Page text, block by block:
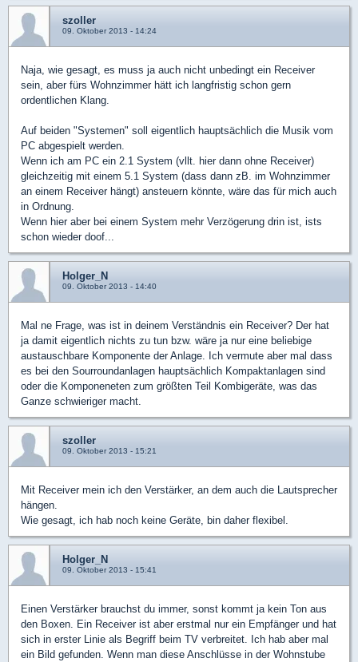
szoller
09. Oktober 2013 - 14:24
Naja, wie gesagt, es muss ja auch nicht unbedingt ein Receiver
sein, aber fürs Wohnzimmer hätt ich langfristig schon gern
ordentlichen Klang.
Auf beiden "Systemen" soll eigentlich hauptsächlich die Musik vom
PC abgespielt werden.
Wenn ich am PC ein 2.1 System (vllt. hier dann ohne Receiver)
gleichzeitig mit einem 5.1 System (dass dann zB. im Wohnzimmer
an einem Receiver hängt) ansteuern könnte, wäre das für mich auch
in Ordnung.
Wenn hier aber bei einem System mehr Verzögerung drin ist, ists
schon wieder doof...
Holger_N
09. Oktober 2013 - 14:40
Mal ne Frage, was ist in deinem Verständnis ein Receiver? Der hat
ja damit eigentlich nichts zu tun bzw. wäre ja nur eine beliebige
austauschbare Komponente der Anlage. Ich vermute aber mal dass
es bei den Sourroundanlagen hauptsächlich Kompaktanlagen sind
oder die Komponeneten zum größten Teil Kombigeräte, was das
Ganze schwieriger macht.
szoller
09. Oktober 2013 - 15:21
Mit Receiver mein ich den Verstärker, an dem auch die Lautsprecher
hängen.
Wie gesagt, ich hab noch keine Geräte, bin daher flexibel.
Holger_N
09. Oktober 2013 - 15:41
Einen Verstärker brauchst du immer, sonst kommt ja kein Ton aus
den Boxen. Ein Receiver ist aber erstmal nur ein Empfänger und hat
sich in erster Linie als Begriff beim TV verbreitet. Ich hab aber mal
ein Bild gefunden. Wenn man diese Anschlüsse in der Wohnstube